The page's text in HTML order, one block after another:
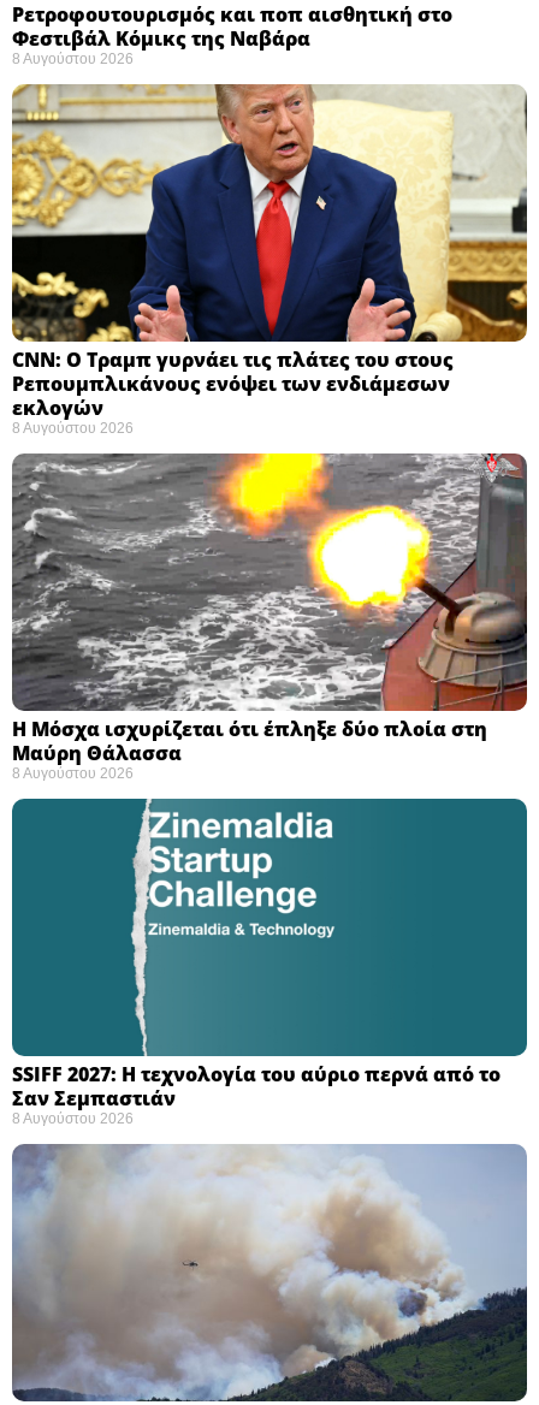
Ρετροφουτουρισμός και ποπ αισθητική στο
Φεστιβάλ Κόμικς της Ναβάρα ​
8 Αυγούστου 2026
CNN: Ο Τραμπ γυρνάει τις πλάτες του στους
Ρεπουμπλικάνους ενόψει των ενδιάμεσων
εκλογών ​
8 Αυγούστου 2026
Η Μόσχα ισχυρίζεται ότι έπληξε δύο πλοία στη
Μαύρη Θάλασσα ​
8 Αυγούστου 2026
SSIFF 2027: Η τεχνολογία του αύριο περνά από το
Σαν Σεμπαστιάν ​
8 Αυγούστου 2026